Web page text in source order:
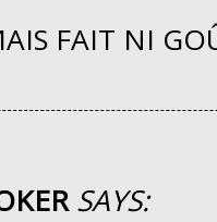
FAIT NI
SAYS: